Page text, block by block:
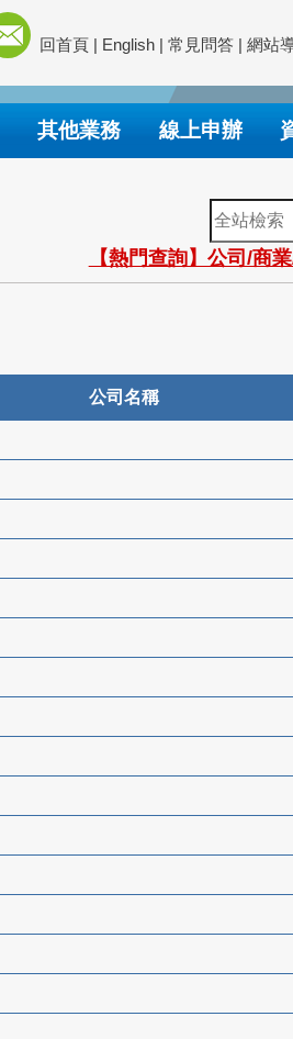
回首頁 | English | 常見問答 | 網站
其他業務 線上申辦
全
站
檢
索
【熱門查詢】公司/商
公司名稱